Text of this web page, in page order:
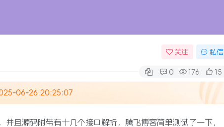
关注 私信
0 176 15
06-26 20:25:07
并且源码附带有十几个接口解析，腾飞博客简单测试了一下，